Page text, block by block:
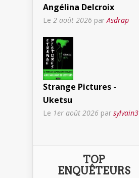
Angélina Delcroix
Le 2 août 2026 par Asdrap
Strange Pictures -
Uketsu
Le 1er août 2026 par sylvain3
TOP
ENQUÊTEURS